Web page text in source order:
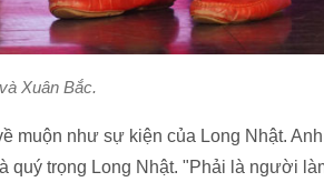
Xuân Bắc.
muộn như sự kiện của Long Nhật.
quý trọng Long Nhật. "Phải là người